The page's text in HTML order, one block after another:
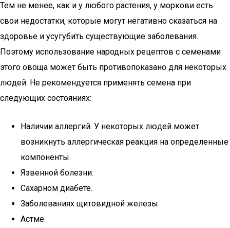
Тем не менее, как и у любого растения, у моркови есть
свои недостатки, которые могут негативно сказаться на
здоровье и усугубить существующие заболевания.
Поэтому использование народных рецептов с семенами
этого овоща может быть противопоказано для некоторых
людей. Не рекомендуется применять семена при
следующих состояниях:
Наличии аллергий. У некоторых людей может
возникнуть аллергическая реакция на определенные
компоненты.
Язвенной болезни.
Сахарном диабете.
Заболеваниях щитовидной железы.
Астме.